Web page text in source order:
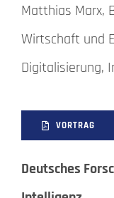
Matthias Marx,
Wirtschaft und
Digitalisierung,
VORTRAG
Deutsches